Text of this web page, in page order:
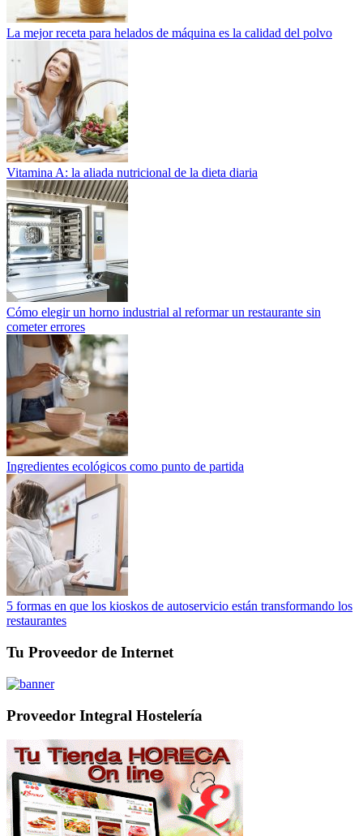
La mejor receta para helados de máquina es la calidad del polvo
Vitamina A: la aliada nutricional de la dieta diaria
Cómo elegir un horno industrial al reformar un restaurante sin
cometer errores
Ingredientes ecológicos como punto de partida
5 formas en que los kioskos de autoservicio están transformando los
restaurantes
Tu Proveedor de Internet
Proveedor Integral Hostelería